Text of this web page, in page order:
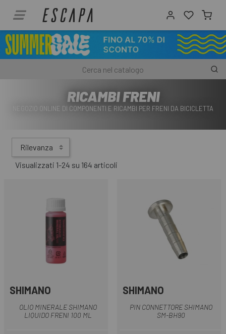
RICAMBI FRENI
NEGOZIO ONLINE DI COMPONENTI E RICAMBI PER FRENI DA BICICLETTA
Rilevanza
Visualizzati 1-24 su 164 articoli
SHIMANO
OLIO MINERALE SHIMANO
LIQUIDO FRENI 100 ML
SHIMANO
PIN CONNETTORE SHIMANO
SM-BH90